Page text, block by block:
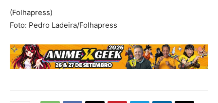
(Folhapress)
Foto: Pedro Ladeira/Folhapress